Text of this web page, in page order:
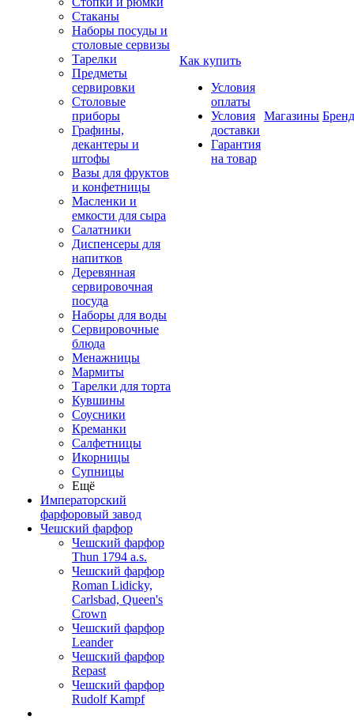
Стаканы
Наборы посуды и
столовые сервизы
Тарелки
Предметы
сервировки
Столовые
приборы
Графины,
декантеры и
штофы
Вазы для фруктов
и конфетницы
Масленки и
емкости для сыра
Салатники
Диспенсеры для
напитков
Деревянная
сервировочная
посуда
Наборы для воды
Сервировочные
блюда
Менажницы
Мармиты
Тарелки для торта
Кувшины
Соусники
Креманки
Салфетницы
Икорницы
Супницы
Ещё
Императорский
фарфоровый завод
Чешский фарфор
Чешский фарфор
Thun 1794 a.s.
Чешский фарфор
Roman Lidicky,
Carlsbad, Queen's
Crown
Чешский фарфор
Leander
Чешский фарфор
Repast
Чешский фарфор
Rudolf Kampf
Как купить
Условия
оплаты
Условия
доставки
Гарантия
на товар
Магазины